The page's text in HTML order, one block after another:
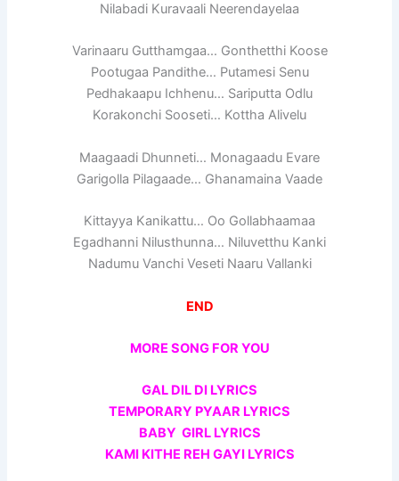
Nilabadi Kuravaali Neerendayelaa
Varinaaru Gutthamgaa… Gonthetthi Koose
Pootugaa Pandithe… Putamesi Senu
Pedhakaapu Ichhenu… Sariputta Odlu
Korakonchi Sooseti… Kottha Alivelu
Maagaadi Dhunneti… Monagaadu Evare
Garigolla Pilagaade… Ghanamaina Vaade
Kittayya Kanikattu… Oo Gollabhaamaa
Egadhanni Nilusthunna… Niluvetthu Kanki
Nadumu Vanchi Veseti Naaru Vallanki
END
MORE SONG FOR YOU
GAL DIL DI LYRICS
TEMPORARY PYAAR LYRICS
BABY GIRL LYRICS
KAMI KITHE REH GAYI LYRICS